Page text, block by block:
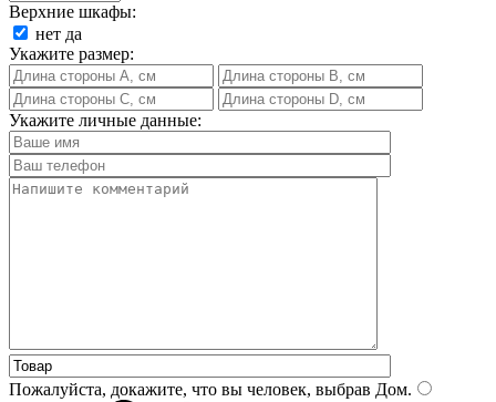
Верхние шкафы:
нет да
Укажите размер:
Укажите личные данные:
Пожалуйста, докажите, что вы человек, выбрав Дом.